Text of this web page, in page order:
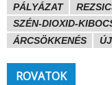
PÁLYÁZAT
SZÉN-DIOXID-
ÁRCSÖKKENÉS
ROVATOK